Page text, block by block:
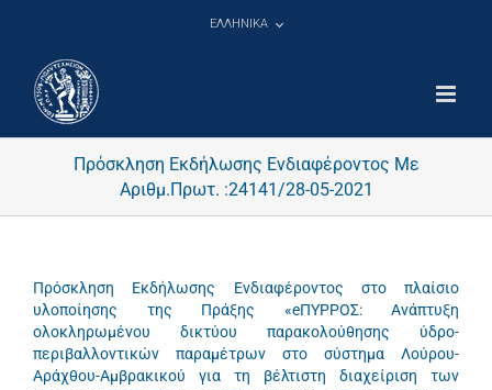
ΕΛΛΗΝΙΚΑ
Πρόσκληση Εκδήλωσης Ενδιαφέροντος Με
Αριθμ.Πρωτ. :24141/28-05-2021
Πρόσκληση Εκδήλωσης Ενδιαφέροντος στο πλαίσιο
υλοποίησης της Πράξης «eΠΥΡΡΟΣ: Ανάπτυξη
ολοκληρωμένου δικτύου παρακολούθησης ύδρο-
περιβαλλοντικών παραμέτρων στο σύστημα Λούρου-
Αράχθου-Αμβρακικού για τη βέλτιστη διαχείριση των